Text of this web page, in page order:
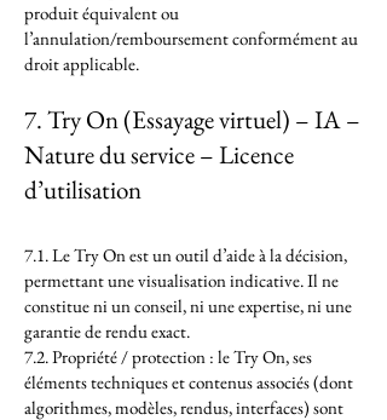
produit équivalent ou
l’annulation/remboursement conformément au
droit applicable.
7. Try On (Essayage virtuel) – IA –
Nature du service – Licence
d’utilisation
7.1. Le Try On est un outil d’aide à la décision,
permettant une visualisation indicative. Il ne
constitue ni un conseil, ni une expertise, ni une
garantie de rendu exact.
7.2. Propriété / protection : le Try On, ses
éléments techniques et contenus associés (dont
algorithmes, modèles, rendus, interfaces) sont